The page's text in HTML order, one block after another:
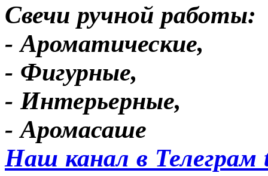
Свечи ручной работы:
- Ароматические,
- Фигурные,
- Интерьерные,
- Аромасаше
Наш канал в Телеграм